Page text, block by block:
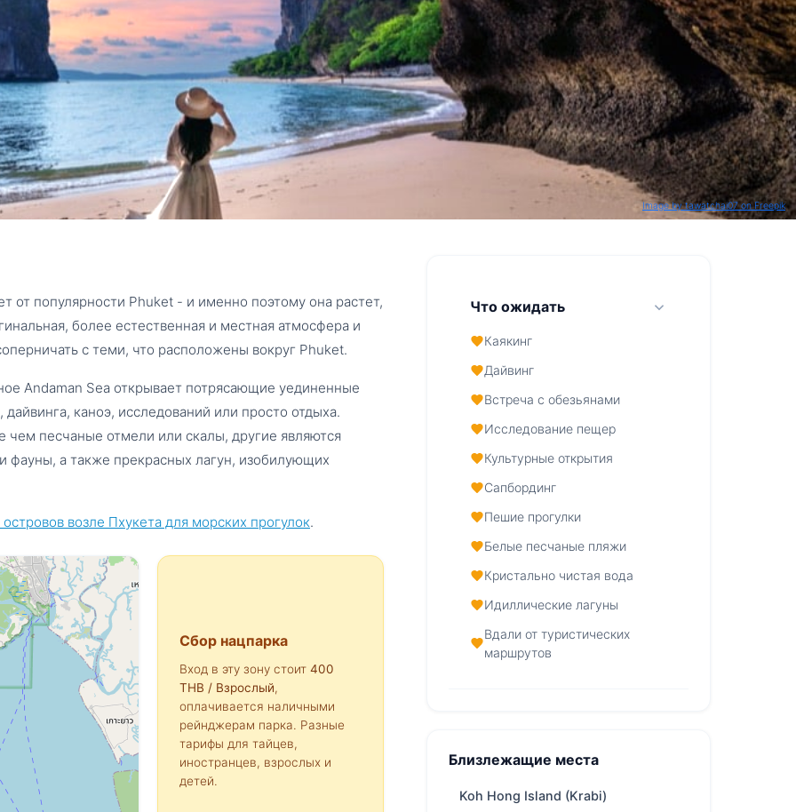
Image by tawatchai07 on Freepik
от популярности Phuket - и именно поэтому она растет,
более естественная и местная атмосфера и
с теми, что расположены вокруг Phuket.
Andaman Sea открывает потрясающие уединенные
каноэ, исследований или просто отдыха.
чем песчаные отмели или скалы, другие являются
а также прекрасных лагун, изобилующих
возле Пхукета для морских прогулок.
Сбор нацпарка
Вход в эту зону стоит400
THB / Взрослый,
оплачивается наличными
рейнджерам парка. Разные
тарифы для тайцев,
иностранцев, взрослых и
детей.
Что ожидать
Каякинг
Дайвинг
Встреча с обезьянами
Исследование пещер
Культурные открытия
Сапбординг
Пешие прогулки
Белые песчаные пляжи
Кристально чистая вода
Идиллические лагуны
Вдали от туристических
маршрутов
Boat
зависит от скорости лодки,
Близлежащие места
Koh Hong Island (Krabi)